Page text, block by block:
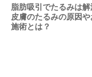
脂肪吸引でたるみは解
皮膚のたるみの原因
施術とは？